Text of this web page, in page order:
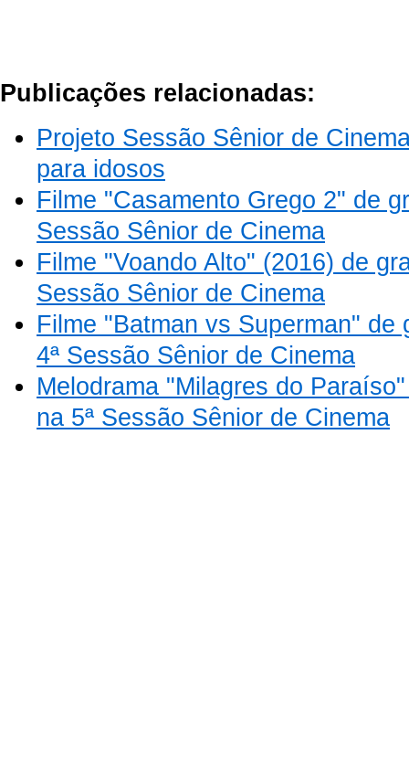
Publicações relacionadas:
Projeto Sessão Sênior de
para idosos
Filme "Casamento Grego 2" de
Sessão Sênior de Cinema
Filme "Voando Alto" (2016) de
Sessão Sênior de Cinema
Filme "Batman vs Superman" de
4ª Sessão Sênior de Cinema
Melodrama "Milagres do
na 5ª Sessão Sênior de Cinema